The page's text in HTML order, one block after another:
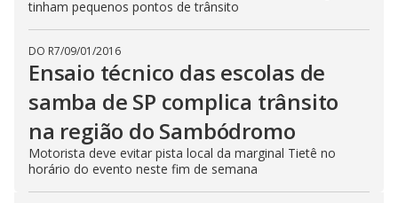
tinham pequenos pontos de trânsito
DO R7/09/01/2016
Ensaio técnico das escolas de
samba de SP complica trânsito
na região do Sambódromo
Motorista deve evitar pista local da marginal Tietê no
horário do evento neste fim de semana